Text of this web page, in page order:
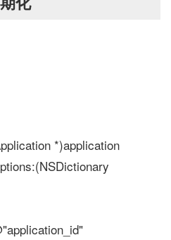
*)application